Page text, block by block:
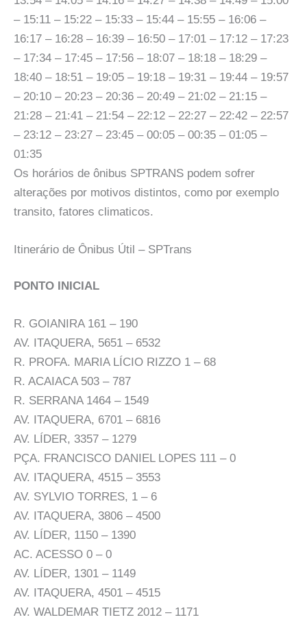
– 15:11 – 15:22 – 15:33 – 15:44 – 15:55 – 16:06 –
16:17 – 16:28 – 16:39 – 16:50 – 17:01 – 17:12 – 17:23
– 17:34 – 17:45 – 17:56 – 18:07 – 18:18 – 18:29 –
18:40 – 18:51 – 19:05 – 19:18 – 19:31 – 19:44 – 19:57
– 20:10 – 20:23 – 20:36 – 20:49 – 21:02 – 21:15 –
21:28 – 21:41 – 21:54 – 22:12 – 22:27 – 22:42 – 22:57
– 23:12 – 23:27 – 23:45 – 00:05 – 00:35 – 01:05 –
01:35
Os horários de ônibus SPTRANS podem sofrer
alterações por motivos distintos, como por exemplo
transito, fatores climaticos.
Itinerário de Ônibus Útil – SPTrans
PONTO INICIAL
R. GOIANIRA 161 – 190
AV. ITAQUERA, 5651 – 6532
R. PROFA. MARIA LÍCIO RIZZO 1 – 68
R. ACAIACA 503 – 787
R. SERRANA 1464 – 1549
AV. ITAQUERA, 6701 – 6816
AV. LÍDER, 3357 – 1279
PÇA. FRANCISCO DANIEL LOPES 111 – 0
AV. ITAQUERA, 4515 – 3553
AV. SYLVIO TORRES, 1 – 6
AV. ITAQUERA, 3806 – 4500
AV. LÍDER, 1150 – 1390
AC. ACESSO 0 – 0
AV. LÍDER, 1301 – 1149
AV. ITAQUERA, 4501 – 4515
AV. WALDEMAR TIETZ 2012 – 1171